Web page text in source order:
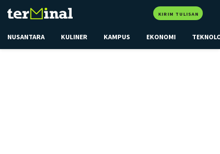
KIRIM TULISAN
NUSANTARA KULINER KAMPUS EKONOMI